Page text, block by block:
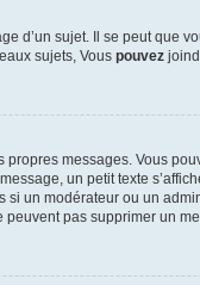
d’un sujet. Il se peut que
sujets, Vous pouvez
messages. Vous
un petit texte
un modérateur ou un
pas supprimer un